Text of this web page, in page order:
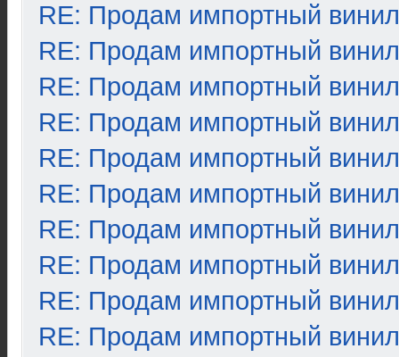
RE: Продам импортный винил
RE: Продам импортный винил
RE: Продам импортный винил
RE: Продам импортный винил
RE: Продам импортный винил
RE: Продам импортный винил
RE: Продам импортный винил
RE: Продам импортный винил
RE: Продам импортный винил
RE: Продам импортный винил